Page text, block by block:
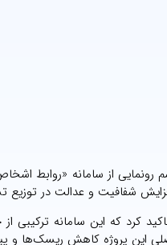
رونمایی از سامانه «روابط
شفافیت و عدالت در
کرد که این سامانه
این پروژه کاهش ریسک‌ها و